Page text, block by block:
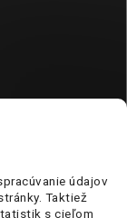
údajov
Taktiež
s cieľom